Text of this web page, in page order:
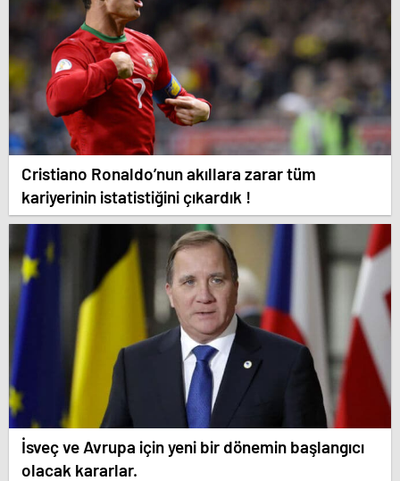
Cristiano Ronaldo’nun akıllara zarar tüm
kariyerinin istatistiğini çıkardık !
İsveç ve Avrupa için yeni bir dönemin başlangıcı
olacak kararlar.